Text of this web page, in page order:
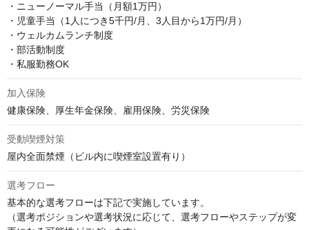
・ニューノーマル手当（月額1万円）
・児童手当（1人につき5千円/月、3人目から1万円/月）
・ウェルカムランチ制度
・部活動制度
・私服勤務OK
加入保険
健康保険、厚生年金保険、雇用保険、労災保険
受動喫煙対策
屋内全面禁煙（ビル内に喫煙室設置有り）
選考フロー
基本的な選考フローは下記で実施しています。
（選考ポジションや選考状況に応じて、選考フローやステップが変